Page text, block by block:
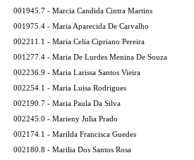
001945.7 - Marcia Candida Cintra Martins
001975.4 - Maria Aparecida De Carvalho
002211.1 - Maria Celia Cipriano Pereira
001277.4 - Maria De Lurdes Menina De Souza
002236.9 - Maria Larissa Santos Vieira
002254.1 - Maria Luisa Rodrigues
002190.7 - Maria Paula Da Silva
002245.0 - Marieny Julia Prado
002174.1 - Marilda Francisca Guedes
002180.8 - Marilia Dos Santos Rosa